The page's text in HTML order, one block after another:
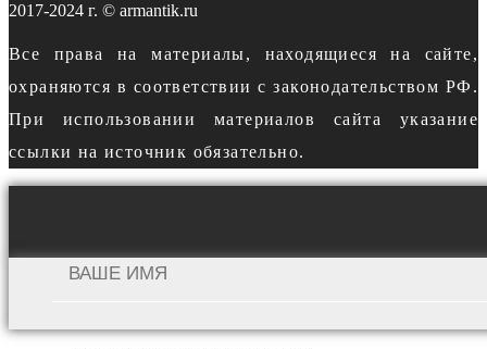
2017-2024 г. © armantik.ru
Все права на материалы, находящиеся на сайте,
охраняются в соответствии с законодательством РФ.
При использовании материалов сайта указание
ссылки на источник обязательно.